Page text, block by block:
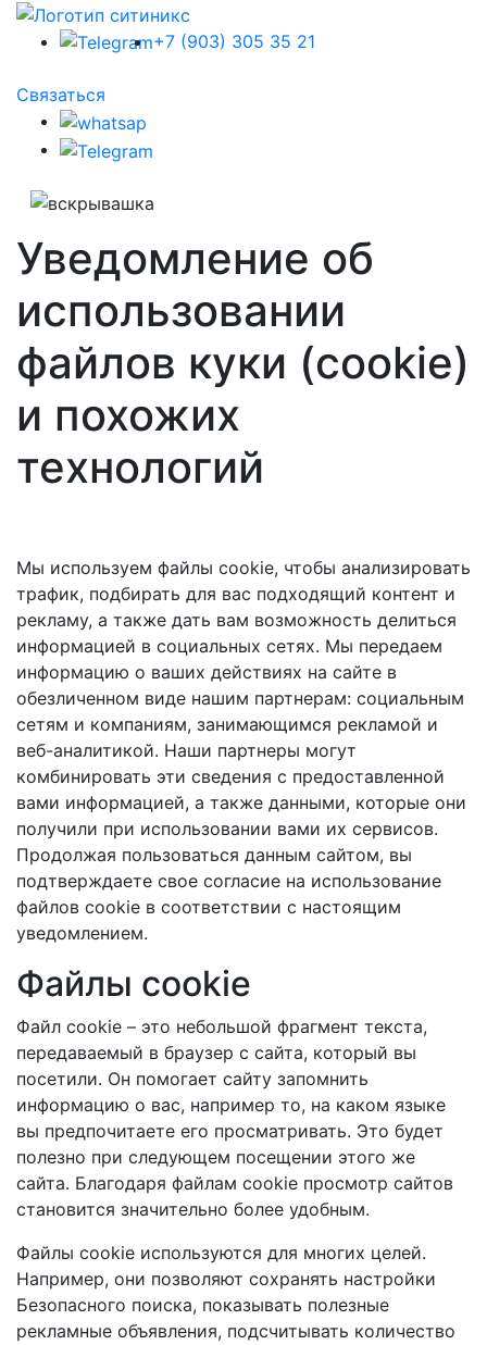
+7 (903) 305 35 21
Связаться
Уведомление об
использовании
файлов куки (cookie)
и похожих
технологий
Мы используем файлы cookie, чтобы анализировать
трафик, подбирать для вас подходящий контент и
рекламу, а также дать вам возможность делиться
информацией в социальных сетях. Мы передаем
информацию о ваших действиях на сайте в
обезличенном виде нашим партнерам: социальным
сетям и компаниям, занимающимся рекламой и
веб-аналитикой. Наши партнеры могут
комбинировать эти сведения с предоставленной
вами информацией, а также данными, которые они
получили при использовании вами их сервисов.
Продолжая пользоваться данным сайтом, вы
подтверждаете свое согласие на использование
файлов cookie в соответствии с настоящим
уведомлением.
Файлы cookie
Файл cookie – это небольшой фрагмент текста,
передаваемый в браузер с сайта, который вы
посетили. Он помогает сайту запомнить
информацию о вас, например то, на каком языке
вы предпочитаете его просматривать. Это будет
полезно при следующем посещении этого же
сайта. Благодаря файлам cookie просмотр сайтов
становится значительно более удобным.
Файлы cookie используются для многих целей.
Например, они позволяют сохранять настройки
Безопасного поиска, показывать полезные
рекламные объявления, подсчитывать количество